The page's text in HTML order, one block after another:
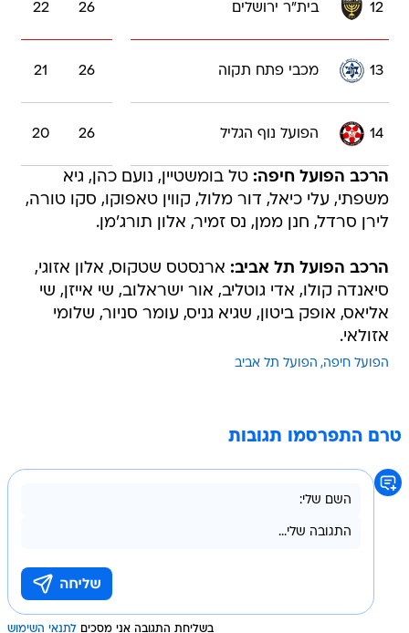
12 בית"ר ירושלים 26
22
13 מכבי פתח תקוה 26
21
14 הפועל נוף הגליל 26
20
הרכב הפועל חיפה: טל בומשטיין, נועם כהן, גיא
משפתי, עלי כיאל, דור מלול, קווין טאפוקו, סקו טורה,
לירן סרדל, חנן ממן, נס זמיר, אלון תורג'מן.
הרכב הפועל תל אביב: ארנסטס שטקוס, אלון אזוגי,
סיאנדה קולו, אדי גוטליב, אור ישראלוב, שי אייזן, שי
אליאס, אופק ביטון, שגיא גניס, עומר סניור, שלומי
אזולאי.
הפועל חיפה הפועל תל אביב
טרם התפרסמו תגובות
בשליחת התגובה אני מסכים לתנאי השימוש